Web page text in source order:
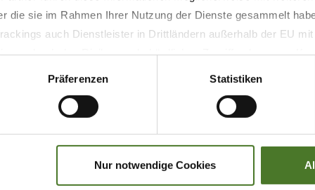
die sie im Rahmen Ihrer Nutzung der Dienste gesammelt
auch Dienstleister in Drittländern außerhalb der EU
wodurch das Risiko von behördlichen Zugriffen bzw. von
Präferenzen Statistiken
Nur notwendige Cookies
AWARD AGRITECHNICA PRODUCT
FARM MACHINE 2026
LEARN MORE